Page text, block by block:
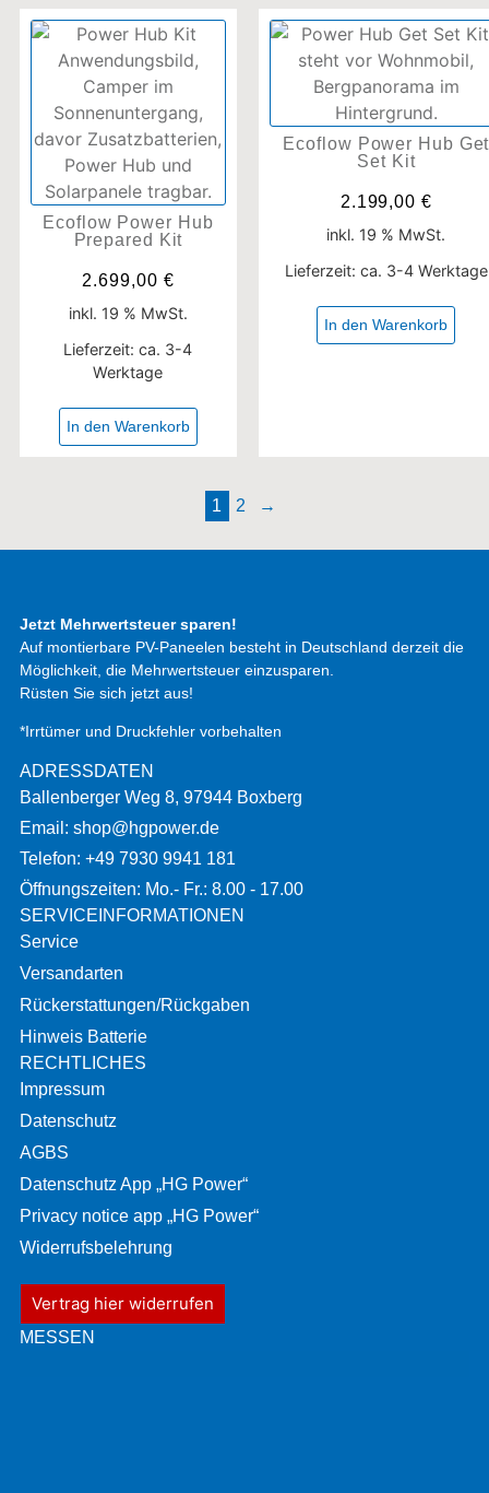
Ecoflow Power Hub
Prepared Kit
2.699,00 €
inkl. 19 % MwSt.
Lieferzeit:ca. 3-4
Werktage
In den Warenkorb
Ecoflow Power Hub Get
Set Kit
2.199,00 €
inkl. 19 % MwSt.
Lieferzeit: ca. 3-4 Werktage
In den Warenkorb
1 2 →
Jetzt Mehrwertsteuer sparen!
Auf montierbare PV-Paneelen besteht in Deutschland derzeit die
Möglichkeit, die Mehrwertsteuer einzusparen.
Rüsten Sie sich jetzt aus!
*Irrtümer und Druckfehler vorbehalten
ADRESSDATEN
Ballenberger Weg 8, 97944 Boxberg
Email: shop@hgpower.de
Telefon: +49 7930 9941 181
Öffnungszeiten: Mo.- Fr.: 8.00 - 17.00
SERVICEINFORMATIONEN
Service
Versandarten
Rückerstattungen/Rückgaben
Hinweis Batterie
RECHTLICHES
Impressum
Datenschutz
AGBS
Datenschutz App „HG Power“
Privacy notice app „HG Power“
Widerrufsbelehrung
Vertrag hier widerrufen
MESSEN